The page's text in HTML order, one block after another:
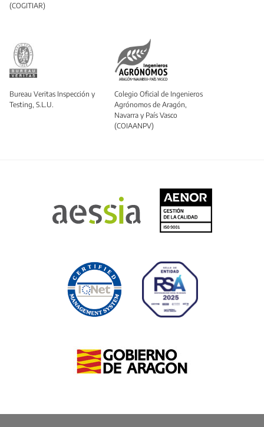
(COGITIAR)
Bureau Veritas Inspección y
Testing, S.L.U.
Colegio Oficial de Ingenieros
Agrónomos de Aragón,
Navarra y País Vasco
(COIAANPV)